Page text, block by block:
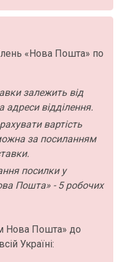
«Нова Пошта» по
залежить від
адреси відділення.
вартість
за посиланням
посилки у
Пошта» - 5 робочих
Нова Пошта» до
Україні: